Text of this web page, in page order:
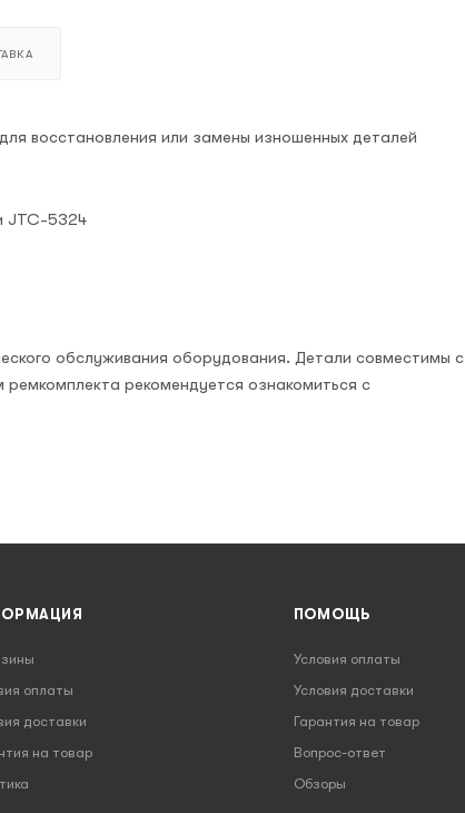
восстановления или замены изношенных деталей
JTC-5324
обслуживания оборудования. Детали совместимы с
рекомендуется ознакомиться с
оплаты
доставки
на товар
ПОМОЩЬ
Условия оплаты
Условия доставки
Гарантия на товар
Вопрос-ответ
Обзоры